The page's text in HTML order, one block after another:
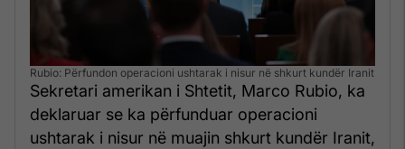
Rubio: Përfundon operacioni ushtarak i nisur në shkurt kundër Iranit
Sekretari amerikan i Shtetit, Marco Rubio, ka
deklaruar se ka përfunduar operacioni
ushtarak i nisur në muajin shkurt kundër Iranit,